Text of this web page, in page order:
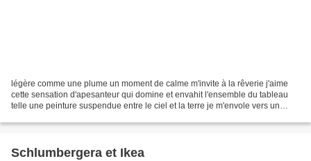
légère comme une plume un moment de calme m'invite à la rêverie j'aime
cette sensation d'apesanteur qui domine et envahit l'ensemble du tableau
telle une peinture suspendue entre le ciel et la terre je m'envole vers un
Schlumbergera et Ikea